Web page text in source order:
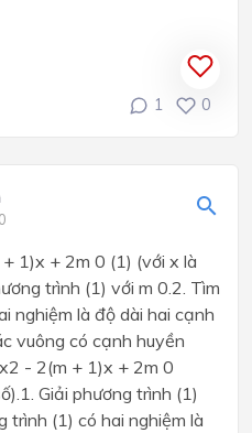
1 0
1)x + 2m 0 (1) (với x là
trình (1) với m 0.2. Tìm
nghiệm là độ dài hai cạnh
vuông có cạnh huyền
- 2(m + 1)x + 2m 0
Giải phương trình (1)
trình (1) có hai nghiệm là